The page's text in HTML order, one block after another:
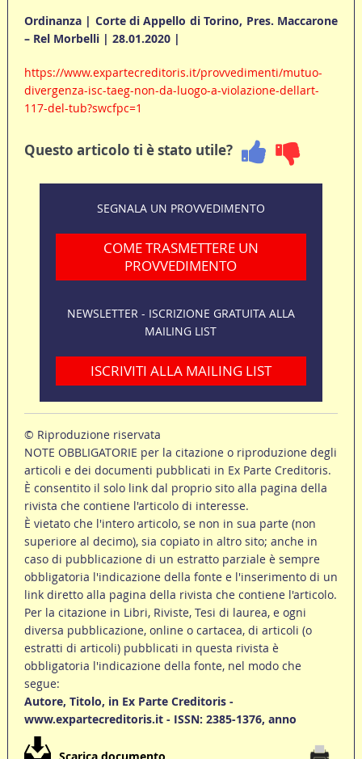
Ordinanza | Corte di Appello di Torino, Pres. Maccarone
– Rel Morbelli | 28.01.2020 |
https://www.expartecreditoris.it/provvedimenti/mutuo-
divergenza-isc-taeg-non-da-luogo-a-violazione-dellart-
117-del-tub?swcfpc=1
Questo articolo ti è stato utile?
SEGNALA UN PROVVEDIMENTO
COME TRASMETTERE UN
PROVVEDIMENTO
NEWSLETTER - ISCRIZIONE GRATUITA ALLA
MAILING LIST
ISCRIVITI ALLA MAILING LIST
© Riproduzione riservata
NOTE OBBLIGATORIE per la citazione o riproduzione degli
articoli e dei documenti pubblicati in Ex Parte Creditoris.
È consentito il solo link dal proprio sito alla pagina della
rivista che contiene l'articolo di interesse.
È vietato che l'intero articolo, se non in sua parte (non
superiore al decimo), sia copiato in altro sito; anche in
caso di pubblicazione di un estratto parziale è sempre
obbligatoria l'indicazione della fonte e l'inserimento di un
link diretto alla pagina della rivista che contiene l'articolo.
Per la citazione in Libri, Riviste, Tesi di laurea, e ogni
diversa pubblicazione, online o cartacea, di articoli (o
estratti di articoli) pubblicati in questa rivista è
obbligatoria l'indicazione della fonte, nel modo che
segue:
Autore, Titolo, in Ex Parte Creditoris -
www.expartecreditoris.it - ISSN: 2385-1376, anno